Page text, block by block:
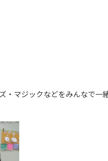
・マジックなどをみんなで一